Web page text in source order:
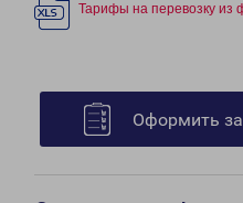
Тарифы на перевозку из
Оформить